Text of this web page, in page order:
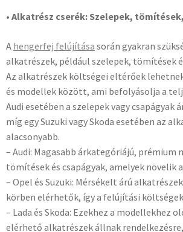
• Alkatrész cserék: Szelepek,
A hengerfej felújítása során gyakran
alkatrészek, például szelepek, tömítések
Az alkatrészek költségei eltérőek
és modellek között, ami befolyásolja a
Audi esetében a szelepek vagy csapágyak
míg egy Suzuki vagy Skoda esetében az
alacsonyabb.
– Audi: Magasabb árkategóriájú, prémium
tömítések és csapágyak, amelyek növelik
– Opel és Suzuki: Mérsékelt árú
körben elérhetők, így a felújítási
– Lada és Skoda: Ezekhez a modellekhez
elérhető alkatrészek állnak rendelkezésre,